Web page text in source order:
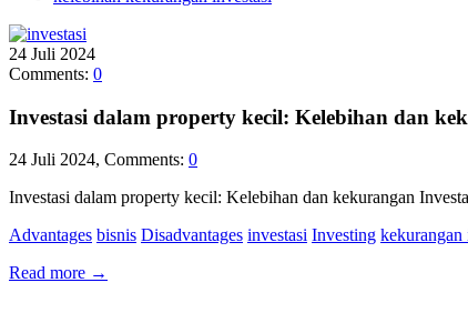
24 Juli 2024
Comments: 0
Investasi dalam property kecil: Kelebihan dan
24 Juli 2024, Comments: 0
Investasi dalam property kecil: Kelebihan dan kekurangan
Advantages bisnis Disadvantages investasi Investing kekurangan
Read more →